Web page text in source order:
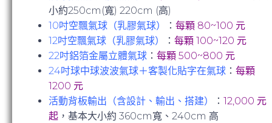
小約250cm(寬) 220cm (高)
10吋空飄氣球（乳膠氣球） ： 每顆 80~100 元
12吋空飄氣球（乳膠氣球） ： 每顆 100~120 元
22吋鋁箔金屬立體氣球 ： 每顆 500~800 元
24吋球中球波波氣球＋客製化貼字在氣球 ： 每顆
1200 元
活動背板輸出（含設計、輸出、搭建）
： 12,000 元
起 ，基本大小約 360cm寬、240cm 高